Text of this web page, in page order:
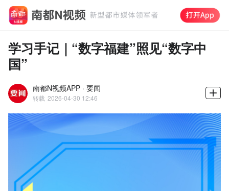
学习手记｜“数字福建”照见“数字中
国”
南都N视频APP · 要闻
转载 2026-04-30 12:46